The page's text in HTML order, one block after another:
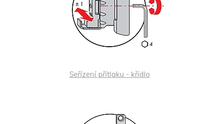
Seřízení přítlaku - křídlo